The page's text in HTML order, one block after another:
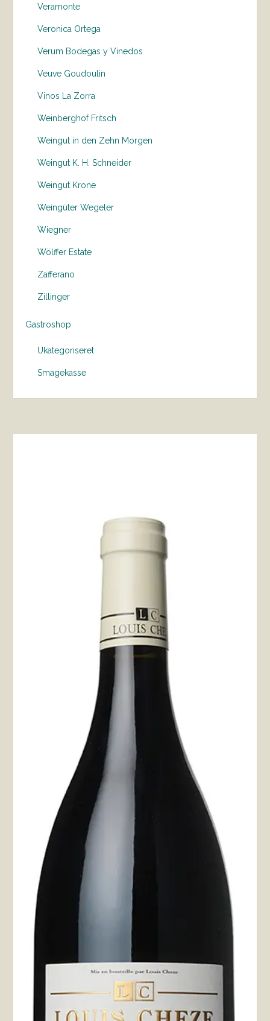
Veramonte
Veronica Ortega
Verum Bodegas y Vinedos
Veuve Goudoulin
Vinos La Zorra
Weinberghof Fritsch
Weingut in den Zehn Morgen
Weingut K. H. Schneider
Weingut Krone
Weingüter Wegeler
Wiegner
Wölffer Estate
Zafferano
Zillinger
Gastroshop
Ukategoriseret
Smagekasse